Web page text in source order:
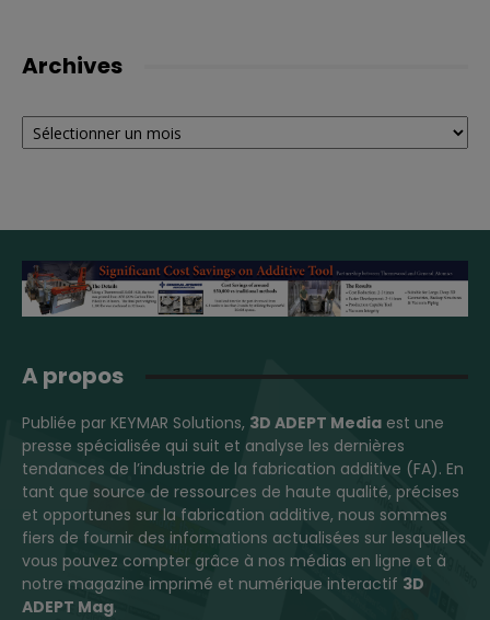
Archives
Archives
A propos
Publiée par KEYMAR Solutions, 3D ADEPT Media est une
presse spécialisée qui suit et analyse les dernières
tendances de l’industrie de la fabrication additive (FA). En
tant que source de ressources de haute qualité, précises
et opportunes sur la fabrication additive, nous sommes
fiers de fournir des informations actualisées sur lesquelles
vous pouvez compter grâce à nos médias en ligne et à
notre magazine imprimé et numérique interactif 3D
ADEPT Mag.